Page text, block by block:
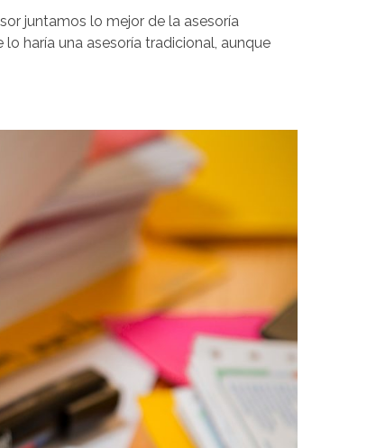
juntamos lo mejor de la asesoría
haría una asesoría tradicional, aunque